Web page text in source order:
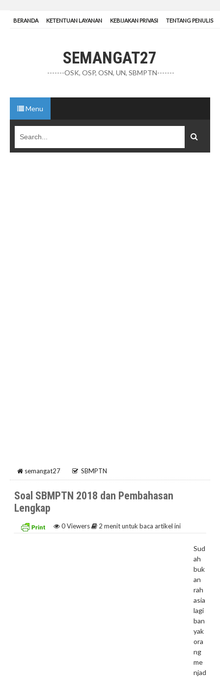
BERANDA KETENTUAN LAYANAN KEBIJAKAN PRIVASI TENTANG PENULIS
SEMANGAT27
-------OSK, OSP, OSN, UN, SBMPTN-------
Menu
semangat27 SBMPTN
Soal SBMPTN 2018 dan Pembahasan
Lengkap
0Viewers 2 menit untuk baca artikel ini
Sud
ah
buk
an
rah
asia
lagi
ban
yak
ora
ng
me
njad